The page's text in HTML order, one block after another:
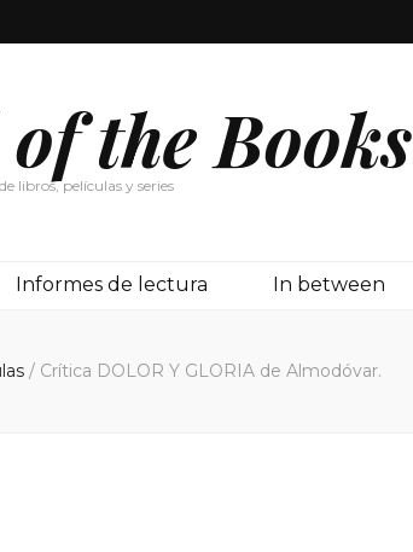
the Books
libros, películas y series
Informes de lectura In between
/ Crítica DOLOR Y GLORIA de Almodóvar.